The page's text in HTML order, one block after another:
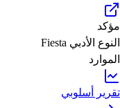
مؤكد
النوع الأدبي Fiesta
الموارد
تقرير أسلوبي